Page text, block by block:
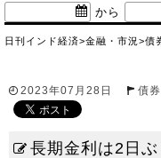
から
日刊インド経済>金融・市況 >債
2023年07月28日 債券
長期金利は2日